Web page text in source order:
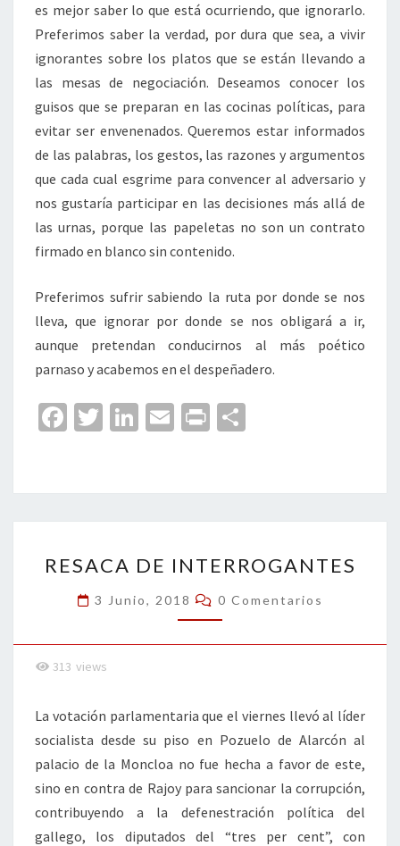
es mejor saber lo que está ocurriendo, que ignorarlo.
Preferimos saber la verdad, por dura que sea, a vivir
ignorantes sobre los platos que se están llevando a
las mesas de negociación. Deseamos conocer los
guisos que se preparan en las cocinas políticas, para
evitar ser envenenados. Queremos estar informados
de las palabras, los gestos, las razones y argumentos
que cada cual esgrime para convencer al adversario y
nos gustaría participar en las decisiones más allá de
las urnas, porque las papeletas no son un contrato
firmado en blanco sin contenido.
Preferimos sufrir sabiendo la ruta por donde se nos
lleva, que ignorar por donde se nos obligará a ir,
aunque pretendan conducirnos al más poético
parnaso y acabemos en el despeñadero.
Fa
o
o
k
T
er
Li
dI
n
E
l
Pr
p
ar
tir
DE
INTERROGANTES
RESACA DE INTERROGANTES
3 Junio, 2018 Comentarios
0 Comentarios
313 views
La votación parlamentaria que el viernes llevó al líder
socialista desde su piso en Pozuelo de Alarcón al
palacio de la Moncloa no fue hecha a favor de este,
sino en contra de Rajoy para sancionar la corrupción,
contribuyendo a la defenestración política del
gallego, los diputados del “tres per cent”, con